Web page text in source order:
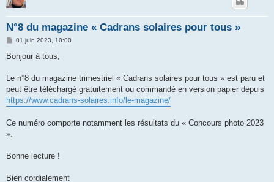
N°8 du magazine « Cadrans solaires pour tous »
M
s
g
01 juin 2023, 10:00
Bonjour à tous,
Le n°8 du magazine trimestriel « Cadrans solaires pour tous » est paru et
peut être téléchargé gratuitement ou commandé en version papier depuis
https://www.cadrans-solaires.info/le-magazine/
Ce numéro comporte notamment les résultats du « Concours photo 2023
».
Bonne lecture !
Bien cordialement